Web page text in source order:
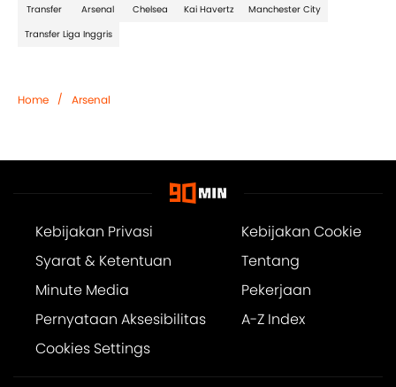
Transfer Arsenal Chelsea Kai Havertz
Manchester City
Transfer Liga Inggris
Home / Arsenal
Kebijakan Privasi
Kebijakan Cookie
Syarat & Ketentuan
Tentang
Minute Media
Pekerjaan
Pernyataan Aksesibilitas
A-Z Index
Cookies Settings